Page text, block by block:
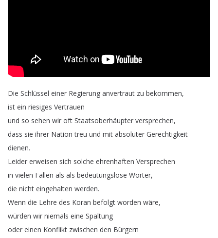
Die Schlüssel einer Regierung anvertraut zu bekommen,
ist ein riesiges Vertrauen
und so sehen wir oft Staatsoberhäupter versprechen,
dass sie ihrer Nation treu und mit absoluter Gerechtigkeit
dienen.
Leider erweisen sich solche ehrenhaften Versprechen
in vielen Fällen als als bedeutungslose Wörter,
die nicht eingehalten werden.
Wenn die Lehre des Koran befolgt worden wäre,
würden wir niemals eine Spaltung
oder einen Konflikt zwischen den Bürgern